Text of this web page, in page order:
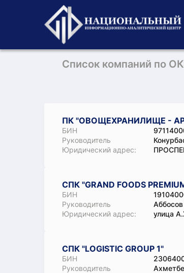
Список компаний по
ПК "ОВОЩЕХРАНИЛИЩЕ -
БИН
Руководитель
Юридический адрес:
СПК "GRAND FOODS
БИН
Руководитель
Юридический адрес:
улица
СПК "LOGISTIC GROUP 1"
БИН
Руководитель